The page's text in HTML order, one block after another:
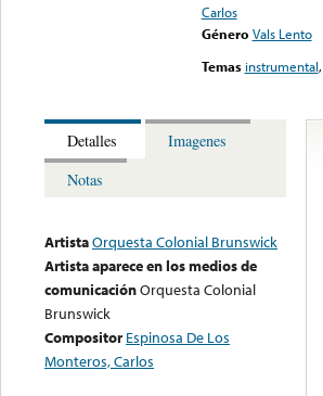
Carlos
Género Vals Lento
Temas instrumental,
Detalles
Imagenes
Notas
ArtistaOrquesta Colonial Brunswick
Artista aparece en los medios de
comunicaciónOrquesta Colonial
Brunswick
Compositor Espinosa De Los
Monteros, Carlos